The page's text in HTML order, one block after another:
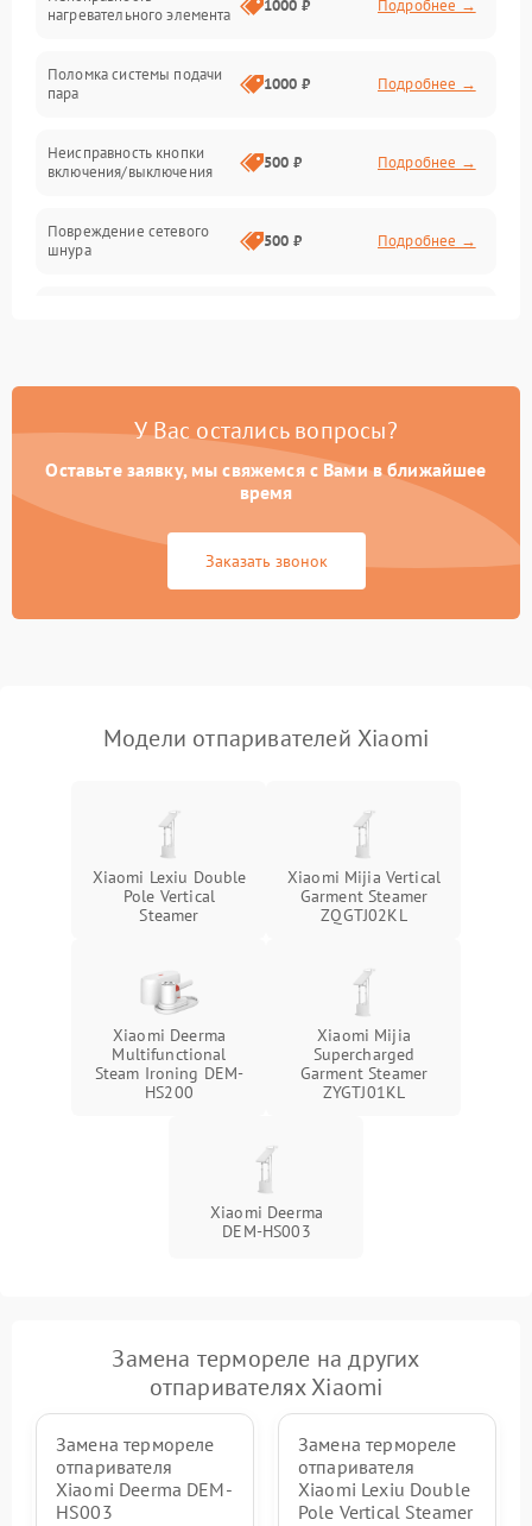
нагревательного элемента
1000 ₽ Подробнее →
Поломка системы подачи
пара
1000 ₽ Подробнее →
Неисправность кнопки
включения/выключения
500 ₽ Подробнее →
Повреждение сетевого
шнура
500 ₽ Подробнее →
Поломка системы
500 ₽ Подробнее →
Поломка системы защиты
от короткого замыкания
1000 ₽ Подробнее →
Поломка системы защиты
1000 ₽ Подробнее →
Повреждение системы
У Вас остались вопросы?
Оставьте заявку, мы свяжемся с Вами в ближайшее
время
Заказать звонок
Модели отпаривателей Xiaomi
Xiaomi Lexiu Double
Pole Vertical
Steamer
Xiaomi Mijia Vertical
Garment Steamer
ZQGTJ02KL
Xiaomi Deerma
Multifunctional
Steam Ironing DEM-
HS200
Xiaomi Mijia
Supercharged
Garment Steamer
ZYGTJ01KL
Xiaomi Deerma
DEM-HS003
Замена термореле на других
отпаривателях Xiaomi
Замена термореле
отпаривателя
Xiaomi Deerma DEM-
HS003
Замена термореле
отпаривателя
Xiaomi Lexiu Double
Pole Vertical Steamer